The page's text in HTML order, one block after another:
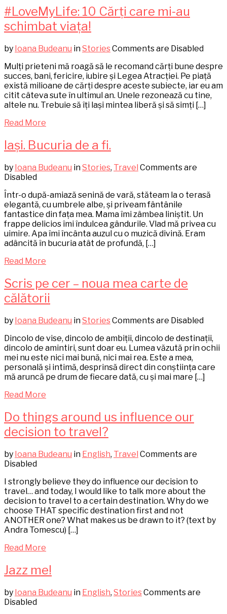
#LoveMyLife: 10 Cărți care mi-au
schimbat viața!
by Ioana Budeanu inStoriesComments are Disabled
Mulți prieteni mă roagă să le recomand cărți bune despre
succes, bani, fericire, iubire și Legea Atracției. Pe piață
există milioane de cărți despre aceste subiecte, iar eu am
citit câteva sute în ultimul an. Unele rezonează cu tine,
altele nu. Trebuie să îți lași mintea liberă și să simți […]
Read More
Iași. Bucuria de a fi.
by Ioana Budeanu inStories, Travel Comments are
Disabled
Într-o după-amiază senină de vară, stăteam la o terasă
elegantă, cu umbrele albe, și priveam fântânile
fantastice din fața mea. Mama îmi zâmbea liniștit. Un
frappe delicios îmi îndulcea gândurile. Vlad mă privea cu
uimire. Apa îmi încânta auzul cu o muzică divină. Eram
adâncită în bucuria atât de profundă, […]
Read More
Scris pe cer – noua mea carte de
călătorii
by Ioana Budeanu inStoriesComments are Disabled
Dincolo de vise, dincolo de ambiții, dincolo de destinații,
dincolo de amintiri, sunt doar eu. Lumea văzută prin ochii
mei nu este nici mai bună, nici mai rea. Este a mea,
personală și intimă, desprinsă direct din conștiința care
mă aruncă pe drum de fiecare dată, cu și mai mare […]
Read More
Do things around us influence our
decision to travel?
by Ioana Budeanu in English, Travel Comments are
Disabled
I strongly believe they do influence our decision to
travel… and today, I would like to talk more about the
decision to travel to a certain destination. Why do we
choose THAT specific destination first and not
ANOTHER one? What makes us be drawn to it? (text by
Andra Tomescu) […]
Read More
Jazz me!
by Ioana Budeanu in English, StoriesComments are
Disabled